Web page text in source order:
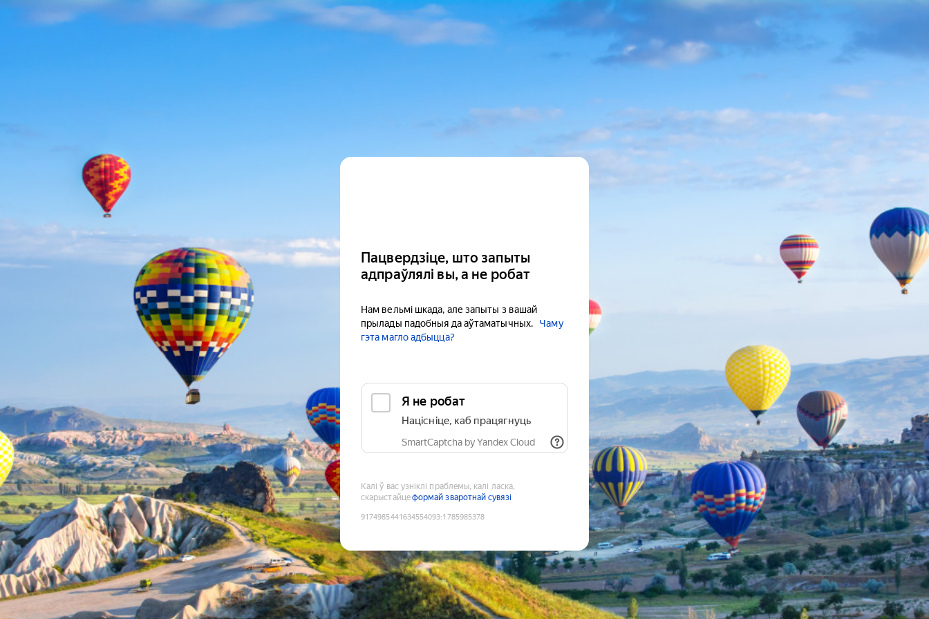
Пацвердзіце, што запыты
адпраўлялі вы, а не робат
Нам вельмі шкада, але запыты з вашай
прылады падобныя да аўтаматычных.
Чаму
гэта магло адбыцца?
Я не робат
Націсніце, каб працягнуць
SmartCaptcha by Yandex Cloud
Калі ў вас узніклі праблемы, калі ласка,
скарыстайцеформай зваротнай сувязі
9174985441634554093:1785985378